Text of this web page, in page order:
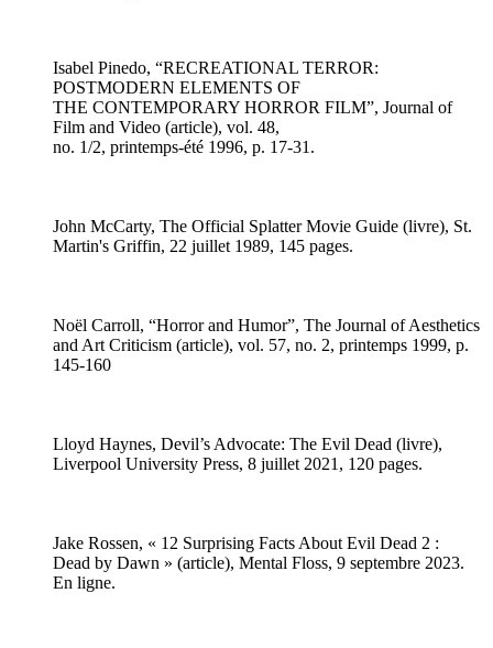
Isabel Pinedo, “RECREATIONAL TERROR:
POSTMODERN ELEMENTS OF
THE CONTEMPORARY HORROR FILM”, Journal of
Film and Video (article), vol. 48,
no. 1/2, printemps-été 1996, p. 17-31.
John McCarty, The Official Splatter Movie Guide (livre), St.
Martin's Griffin, 22 juillet 1989, 145 pages.
Noël Carroll, “Horror and Humor”, The Journal of Aesthetics
and Art Criticism (article), vol. 57, no. 2, printemps 1999, p.
145-160
Lloyd Haynes, Devil’s Advocate: The Evil Dead (livre),
Liverpool University Press, 8 juillet 2021, 120 pages.
Jake Rossen, « 12 Surprising Facts About Evil Dead 2 :
Dead by Dawn » (article), Mental Floss, 9 septembre 2023.
En ligne.